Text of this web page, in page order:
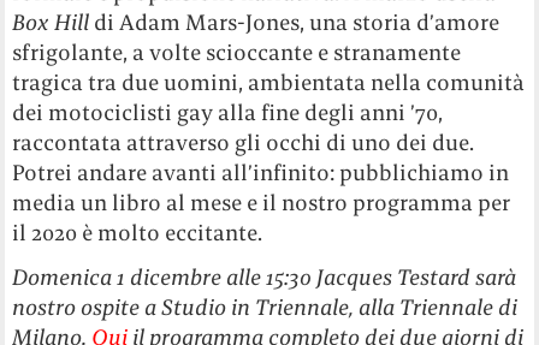
Box Hill di Adam Mars-Jones, una storia d’amore
sfrigolante, a volte scioccante e stranamente
tragica tra due uomini, ambientata nella comunità
dei motociclisti gay alla fine degli anni ’70,
raccontata attraverso gli occhi di uno dei due.
Potrei andare avanti all’infinito: pubblichiamo in
media un libro al mese e il nostro programma per
il 2020 è molto eccitante.
Domenica 1 dicembre alle 15:30 Jacques Testard sarà
nostro ospite a Studio in Triennale, alla Triennale di
Milano. Qui il programma completo dei due giorni di